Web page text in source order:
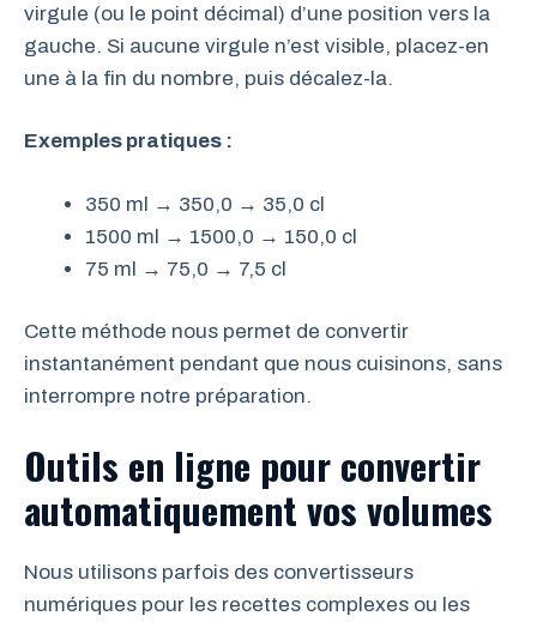
virgule (ou le point décimal) d’une position vers la
gauche. Si aucune virgule n’est visible, placez-en
une à la fin du nombre, puis décalez-la.
Exemples pratiques :
350 ml → 350,0 → 35,0 cl
1500 ml → 1500,0 → 150,0 cl
75 ml → 75,0 → 7,5 cl
Cette méthode nous permet de convertir
instantanément pendant que nous cuisinons, sans
interrompre notre préparation.
Outils en ligne pour convertir
automatiquement vos volumes
Nous utilisons parfois des convertisseurs
numériques pour les recettes complexes ou les